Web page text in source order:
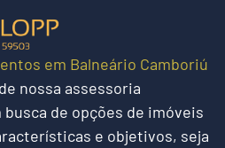
em Balneário Camboriú
nossa assessoria
de opções de imóveis
e objetivos, seja